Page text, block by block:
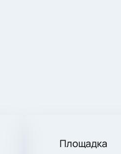
Площадка